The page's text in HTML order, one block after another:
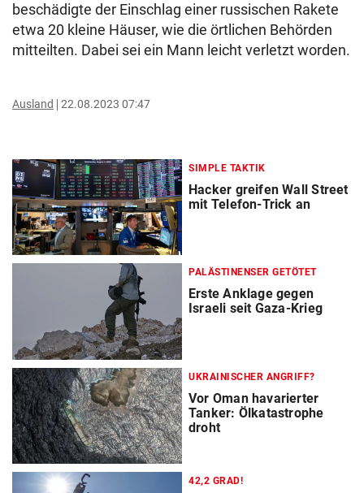
beschädigte der Einschlag einer russischen Rakete
etwa 20 kleine Häuser, wie die örtlichen Behörden
mitteilten. Dabei sei ein Mann leicht verletzt worden.
Ausland 22.08.2023 07:47
SIMPLE TAKTIK
Hacker greifen Wall Street
mit Telefon-Trick an
PALÄSTINENSER GETÖTET
Erste Anklage gegen
Israeli seit Gaza-Krieg
UKRAINISCHER ANGRIFF?
Vor Oman havarierter
Tanker: Ölkatastrophe
droht
42,2 GRAD!